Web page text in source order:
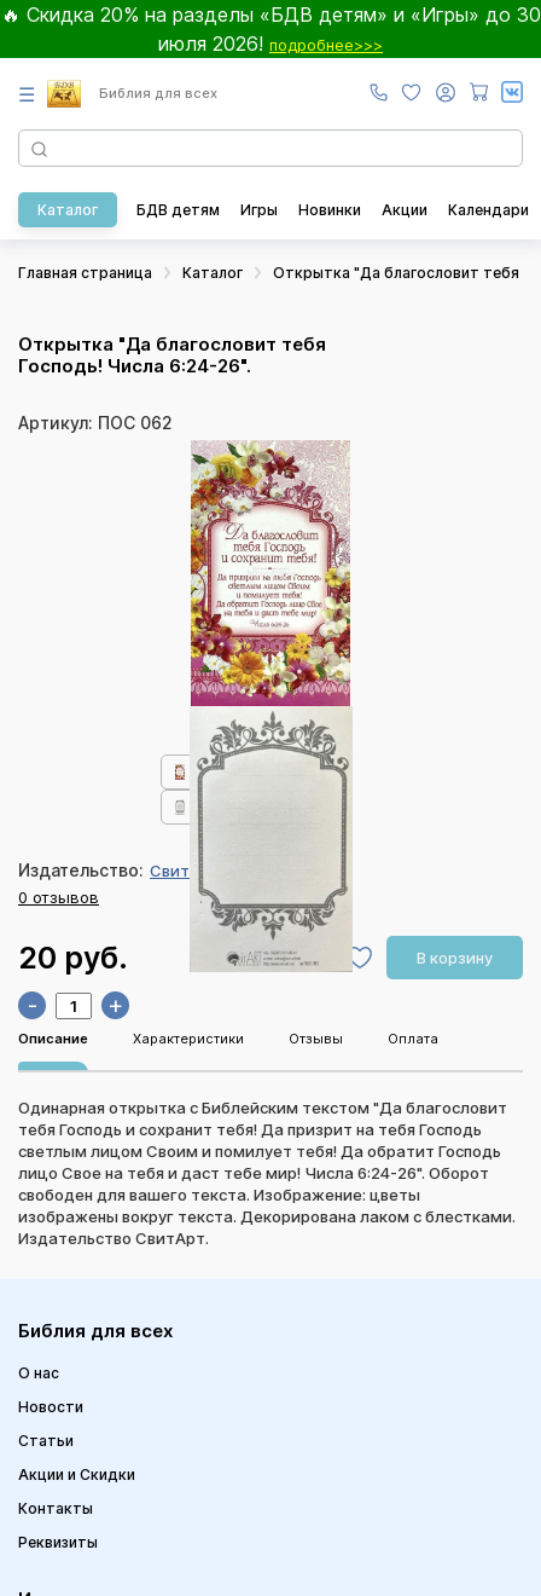
🔥 Скидка 20% на разделы «БДВ детям» и «Игры» до 30
июля 2026! подробнее>>>
☰ Библия для всех
Каталог БДВ детям Игры Новинки Акции Календари
Главная страница Каталог Открытка "Да благословит тебя
Открытка "Да благословит тебя
Господь! Числа 6:24-26".
Артикул: ПОС 062
Издательство: СвитАрт
0 отзывов
20 руб. В корзину
- +
Описание Характеристики Отзывы Оплата
Одинарная открытка с Библейским текстом "Да благословит
тебя Господь и сохранит тебя! Да призрит на тебя Господь
светлым лицом Своим и помилует тебя! Да обратит Господь
лицо Свое на тебя и даст тебе мир! Числа 6:24-26". Оборот
свободен для вашего текста. Изображение: цветы
изображены вокруг текста. Декорирована лаком с блестками.
Издательство СвитАрт.
Библия для всех
О нас
Новости
Статьи
Акции и Скидки
Контакты
Реквизиты